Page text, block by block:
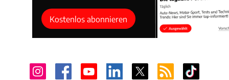
Kostenlos abonnieren